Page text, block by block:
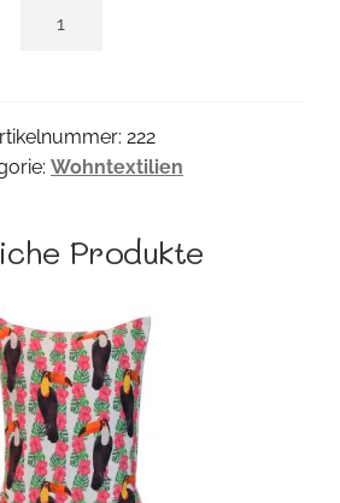
222
Wohntextilien
Produkte